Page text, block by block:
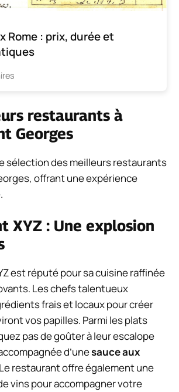
Rome : prix, durée et
restaurants à
Georges
sélection des meilleurs restaurants
offrant une expérience
XYZ : Une explosion
est réputé pour sa cuisine raffinée
Les chefs talentueux
frais et locaux pour créer
vos papilles. Parmi les plats
pas de goûter à leur escalope
d’unesauce aux
restaurant offre également une
vins pour accompagner votre